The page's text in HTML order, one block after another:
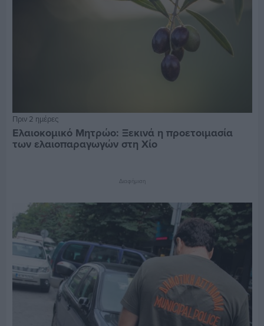
Πριν 2 ημέρες
Ελαιοκομικό Μητρώο: Ξεκινά η προετοιμασία
των ελαιοπαραγωγών στη Χίο
Διαφήμιση